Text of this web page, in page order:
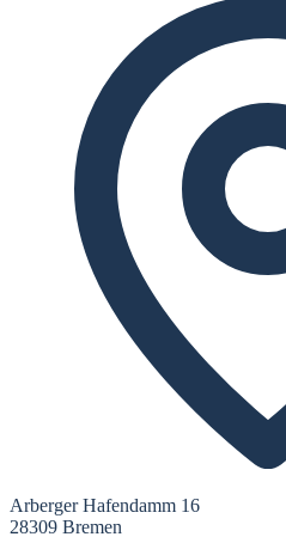
Arberger Hafendamm 16
28309 Bremen